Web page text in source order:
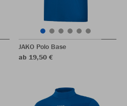
JAKO Polo Base
ab 19,50 €